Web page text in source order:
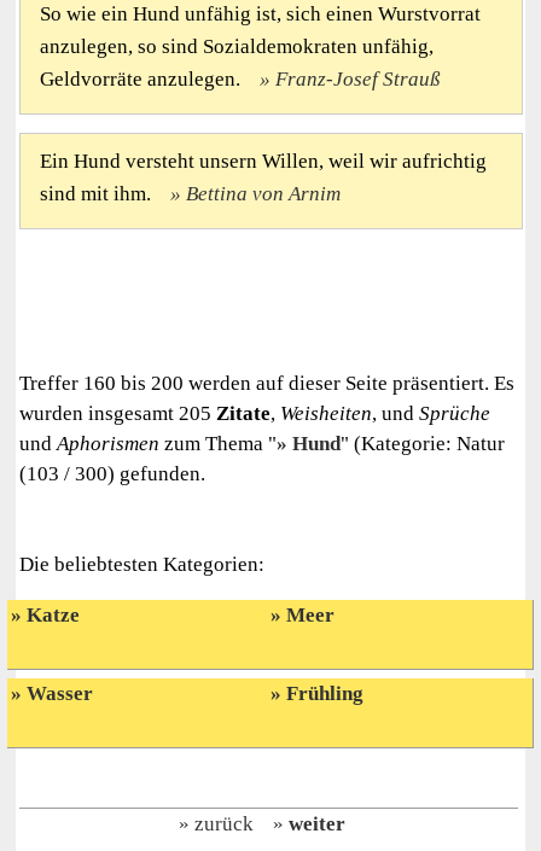
So wie ein Hund unfähig ist, sich einen Wurstvorrat
anzulegen, so sind Sozialdemokraten unfähig,
Geldvorräte anzulegen.
Franz-Josef Strauß
Ein Hund versteht unsern Willen, weil wir aufrichtig
sind mit ihm.
Bettina von Arnim
Treffer 160 bis 200 werden auf dieser Seite präsentiert. Es
wurden insgesamt 205Zitate, Weisheiten, undSprüche
undAphorismen zum Thema " Hund" (Kategorie: Natur
(103 / 300) gefunden.
Die beliebtesten Kategorien:
Katze
Wasser
Meer
Frühling
zurück weiter